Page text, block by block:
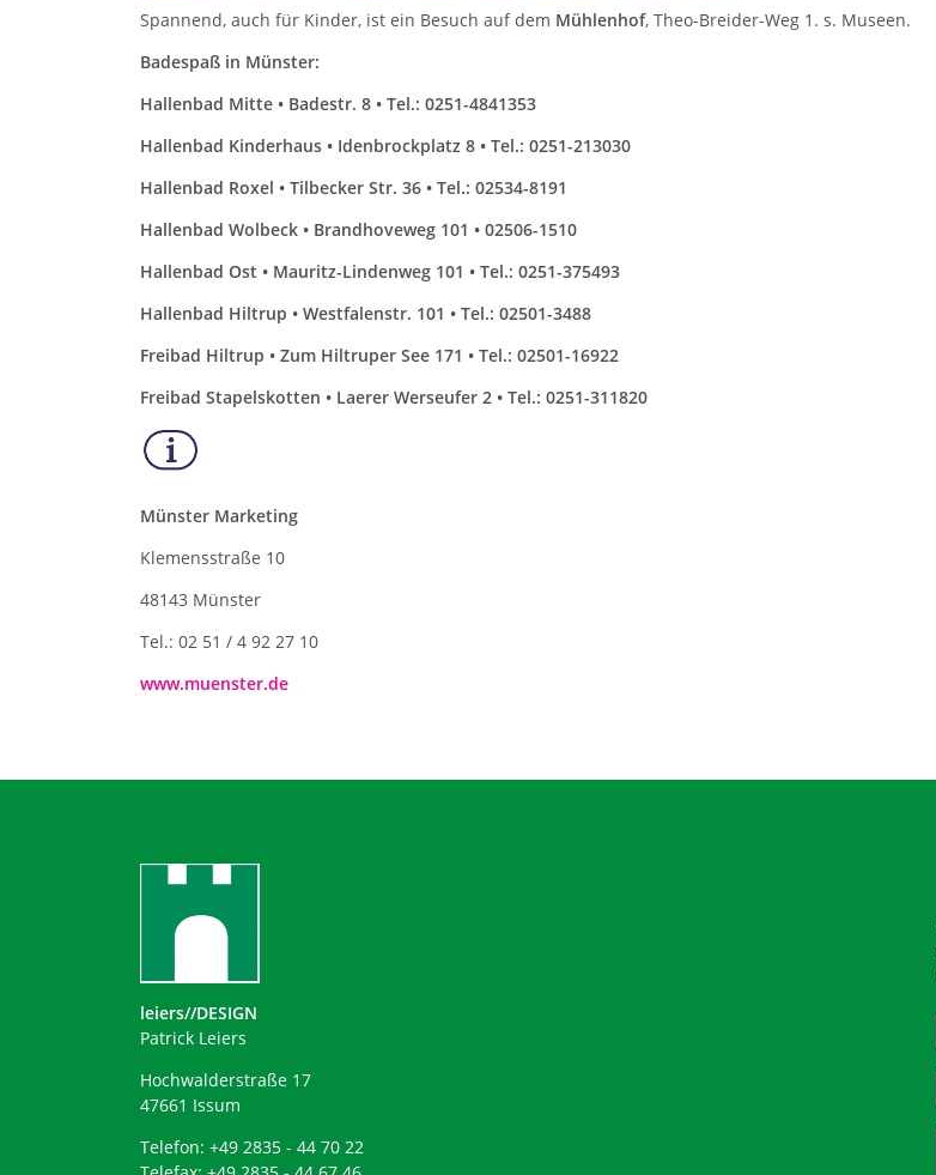
Spannend, auch für Kinder, ist ein Besuch auf dem Mühlenhof, Theo-Breider-Weg 1. s. Museen.
Badespaß in Münster:
Hallenbad Mitte • Badestr. 8 • Tel.: 0251-4841353
Hallenbad Kinderhaus • Idenbrockplatz 8 • Tel.: 0251-213030
Hallenbad Roxel • Tilbecker Str. 36 • Tel.: 02534-8191
Hallenbad Wolbeck • Brandhoveweg 101 • 02506-1510
Hallenbad Ost • Mauritz-Lindenweg 101 • Tel.: 0251-375493
Hallenbad Hiltrup • Westfalenstr. 101 • Tel.: 02501-3488
Freibad Hiltrup • Zum Hiltruper See 171 • Tel.: 02501-16922
Freibad Stapelskotten • Laerer Werseufer 2 • Tel.: 0251-311820
Münster Marketing
Klemensstraße 10
48143 Münster
Tel.: 02 51 / 4 92 27 10
www.muenster.de
leiers//DESIGN
Patrick Leiers
Hochwalderstraße 17
47661 Issum
Telefon: +49 2835 - 44 70 22